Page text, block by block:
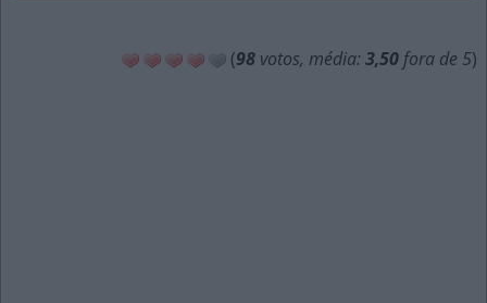
(98 votos, média: 3,50 fora de 5)